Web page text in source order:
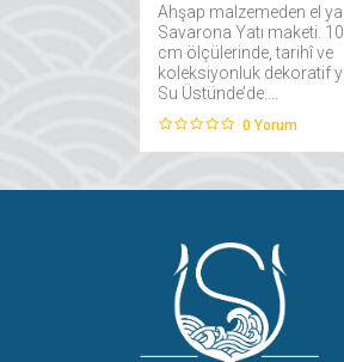
Ahşap malzemeden el
Savarona Yatı maketi.
cm ölçülerinde, tarihî ve
koleksiyonluk dekoratif
Su Üstünde’de....
0 Yorum